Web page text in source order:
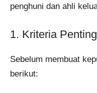
penghuni dan ahli
1. Kriteria
Sebelum membuat
berikut: